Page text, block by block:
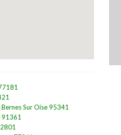
Sur Oise 95341
91361